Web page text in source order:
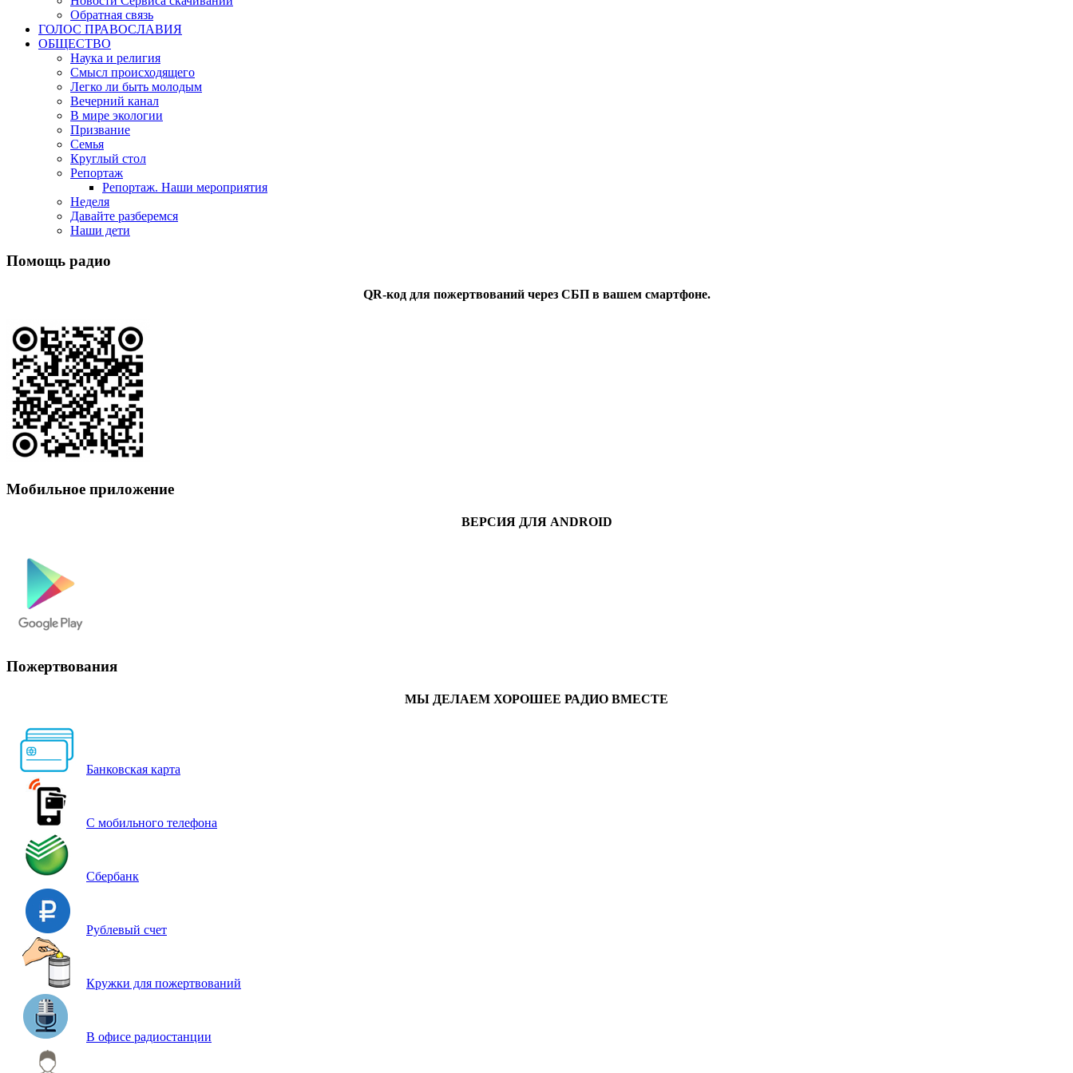
Обратная связь
ГОЛОС ПРАВОСЛАВИЯ
ОБЩЕСТВО
Наука и религия
Смысл происходящего
Легко ли быть молодым
Вечерний канал
В мире экологии
Призвание
Семья
Круглый стол
Репортаж
Репортаж. Наши мероприятия
Неделя
Давайте разберемся
Наши дети
Помощь радио
QR-код для пожертвований через СБП в вашем смартфоне.
Мобильное приложение
ВЕРСИЯ ДЛЯ ANDROID
Пожертвования
МЫ ДЕЛАЕМ ХОРОШЕЕ РАДИО ВМЕСТЕ
Банковская карта
С мобильного телефона
Сбербанк
Рублевый счет
Кружки для пожертвований
В офисе радиостанции